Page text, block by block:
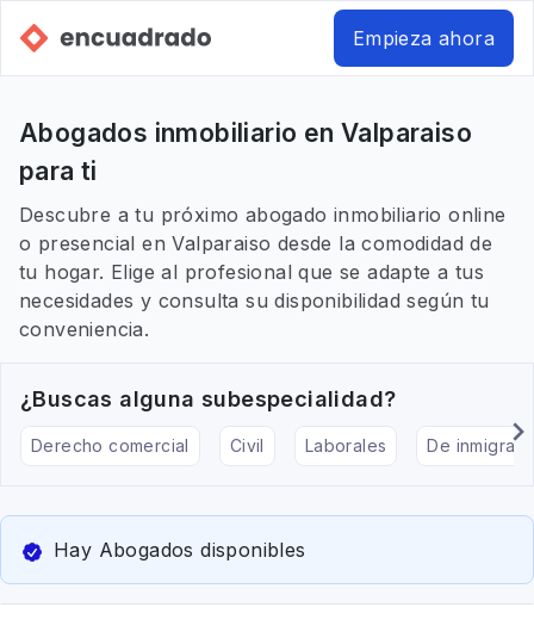
Empieza ahora
Abogados inmobiliario en Valparaiso
para ti
Descubre a tu próximo abogado inmobiliario online
o presencial en Valparaiso desde la comodidad de
tu hogar. Elige al profesional que se adapte a tus
necesidades y consulta su disponibilidad según tu
conveniencia.
¿Buscas alguna subespecialidad?
Derecho comercial Civil Laborales De
Hay Abogados disponibles